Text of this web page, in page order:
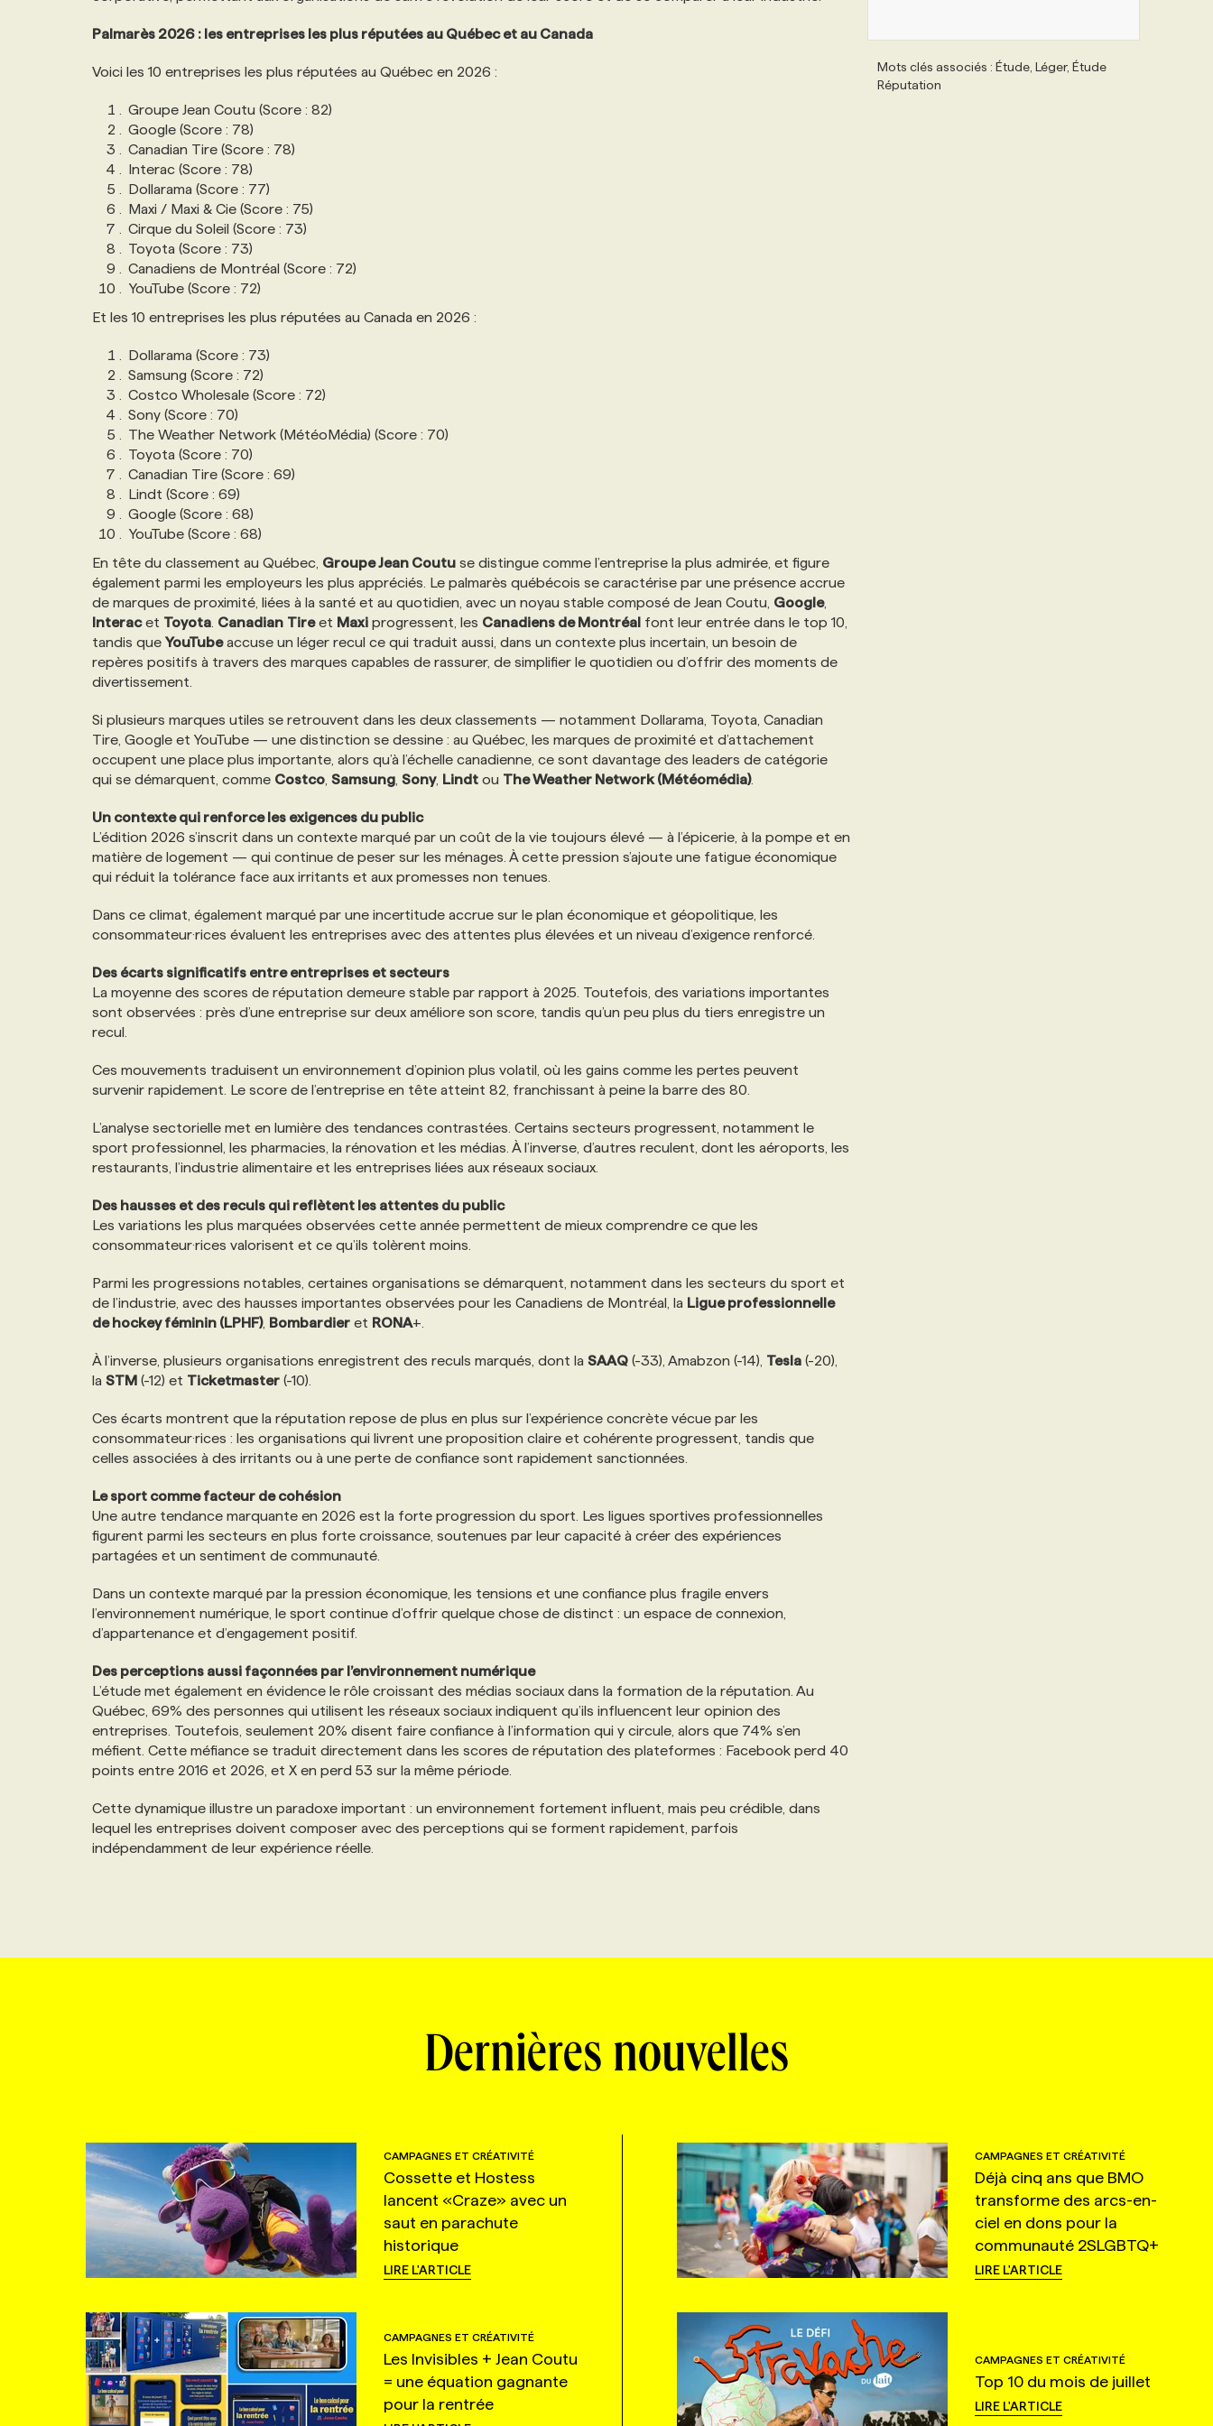
PROGRAMMES DE SUBVENTIONS
ANNONCEZ AVEC NOUS
Palmarès 2026 : les entreprises les plus réputées au Québec et au Canada
Voici les 10 entreprises les plus réputées au Québec en 2026 :
Groupe Jean Coutu (Score : 82)
Google (Score : 78)
Canadian Tire (Score : 78)
Interac (Score : 78)
Dollarama (Score : 77)
Maxi / Maxi & Cie (Score : 75)
Cirque du Soleil (Score : 73)
Toyota (Score : 73)
Canadiens de Montréal (Score : 72)
YouTube (Score : 72)
Et les 10 entreprises les plus réputées au Canada en 2026 :
Dollarama (Score : 73)
Samsung (Score : 72)
Costco Wholesale (Score : 72)
Sony (Score : 70)
The Weather Network (MétéoMédia) (Score : 70)
Toyota (Score : 70)
Canadian Tire (Score : 69)
Lindt (Score : 69)
Google (Score : 68)
YouTube (Score : 68)
En tête du classement au Québec, Groupe Jean Coutu se distingue comme l’entreprise la plus admirée, et figure
également parmi les employeurs les plus appréciés. Le palmarès québécois se caractérise par une présence accrue
de marques de proximité, liées à la santé et au quotidien, avec un noyau stable composé de Jean Coutu, Google,
Interacet Toyota Canadian Tireet Maxi progressent, les Canadiens de Montréal font leur entrée dans le top 10,
tandis que YouTubeaccuse un léger recul ce qui traduit aussi, dans un contexte plus incertain, un besoin de
repères positifs à travers des marques capables de rassurer, de simplifier le quotidien ou d’offrir des moments de
divertissement.
Si plusieurs marques utiles se retrouvent dans les deux classements — notamment Dollarama, Toyota, Canadian
Tire, Google et YouTube — une distinction se dessine : au Québec, les marques de proximité et d’attachement
occupent une place plus importante, alors qu’à l’échelle canadienne, ce sont davantage des leaders de catégorie
qui se démarquent, comme Costco Samsung Sony, Lindt ou The Weather Network (Météomédia).
Un contexte qui renforce les exigences du public
L’édition 2026 s’inscrit dans un contexte marqué par un coût de la vie toujours élevé — à l’épicerie, à la pompe et en
matière de logement — qui continue de peser sur les ménages. À cette pression s’ajoute une fatigue économique
qui réduit la tolérance face aux irritants et aux promesses non tenues.
Dans ce climat, également marqué par une incertitude accrue sur le plan économique et géopolitique, les
consommateur·rices évaluent les entreprises avec des attentes plus élevées et un niveau d’exigence renforcé.
Des écarts significatifs entre entreprises et secteurs
La moyenne des scores de réputation demeure stable par rapport à 2025. Toutefois, des variations importantes
sont observées : près d’une entreprise sur deux améliore son score, tandis qu’un peu plus du tiers enregistre un
recul.
Ces mouvements traduisent un environnement d’opinion plus volatil, où les gains comme les pertes peuvent
survenir rapidement. Le score de l’entreprise en tête atteint 82, franchissant à peine la barre des 80.
L’analyse sectorielle met en lumière des tendances contrastées. Certains secteurs progressent, notamment le
sport professionnel, les pharmacies, la rénovation et les médias. À l’inverse, d’autres reculent, dont les aéroports, les
restaurants, l’industrie alimentaire et les entreprises liées aux réseaux sociaux.
Des hausses et des reculs qui reflètent les attentes du public
Les variations les plus marquées observées cette année permettent de mieux comprendre ce que les
consommateur·rices valorisent et ce qu’ils tolèrent moins.
Parmi les progressions notables, certaines organisations se démarquent, notamment dans les secteurs du sport et
de l’industrie, avec des hausses importantes observées pour les Canadiens de Montréal, la Ligue professionnelle
de hockey féminin (LPHF), Bombardier et RONA+.
À l’inverse, plusieurs organisations enregistrent des reculs marqués, dont la SAAQ (-33), Amabzon (-14), Tesla (-20),
la STM (-12) et Ticketmaster (-10).
Ces écarts montrent que la réputation repose de plus en plus sur l’expérience concrète vécue par les
consommateur·rices : les organisations qui livrent une proposition claire et cohérente progressent, tandis que
celles associées à des irritants ou à une perte de confiance sont rapidement sanctionnées.
Le sport comme facteur de cohésion
Une autre tendance marquante en 2026 est la forte progression du sport. Les ligues sportives professionnelles
figurent parmi les secteurs en plus forte croissance, soutenues par leur capacité à créer des expériences
partagées et un sentiment de communauté.
Dans un contexte marqué par la pression économique, les tensions et une confiance plus fragile envers
l’environnement numérique, le sport continue d’offrir quelque chose de distinct : un espace de connexion,
d’appartenance et d’engagement positif.
Des perceptions aussi façonnées par l’environnement numérique
L’étude met également en évidence le rôle croissant des médias sociaux dans la formation de la réputation. Au
Québec, 69% des personnes qui utilisent les réseaux sociaux indiquent qu’ils influencent leur opinion des
entreprises. Toutefois, seulement 20% disent faire confiance à l’information qui y circule, alors que 74% s’en
méfient. Cette méfiance se traduit directement dans les scores de réputation des plateformes : Facebook perd 40
points entre 2016 et 2026, et X en perd 53 sur la même période.
Cette dynamique illustre un paradoxe important : un environnement fortement influent, mais peu crédible, dans
lequel les entreprises doivent composer avec des perceptions qui se forment rapidement, parfois
indépendamment de leur expérience réelle.
Mots clés associés : Étude, Léger, Étude
Réputation
Dernières nouvelles
CAMPAGNES ET CRÉATIVITÉ
Cossette et Hostess
lancent «Craze» avec un
saut en parachute
historique
LIRE L'ARTICLE
CAMPAGNES ET CRÉATIVITÉ
Déjà cinq ans que BMO
transforme des arcs-en-
ciel en dons pour la
communauté 2SLGBTQ+
LIRE L'ARTICLE
CAMPAGNES ET CRÉATIVITÉ
Les Invisibles + Jean Coutu
= une équation gagnante
pour la rentrée
CAMPAGNES ET CRÉATIVITÉ
Top 10 du mois de juillet
LIRE L'ARTICLE